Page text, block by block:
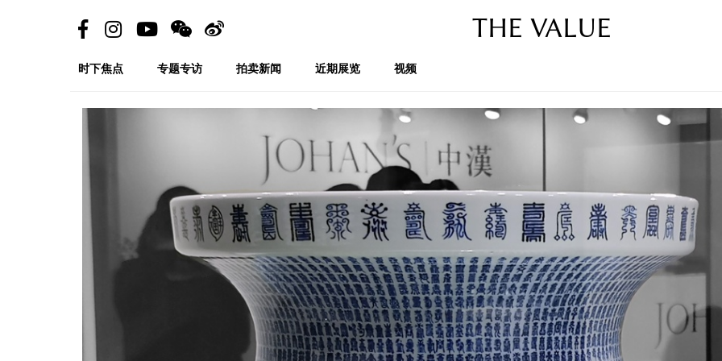
THE VALUE
时下焦点 专题专访 拍卖新闻 近期展览 视频